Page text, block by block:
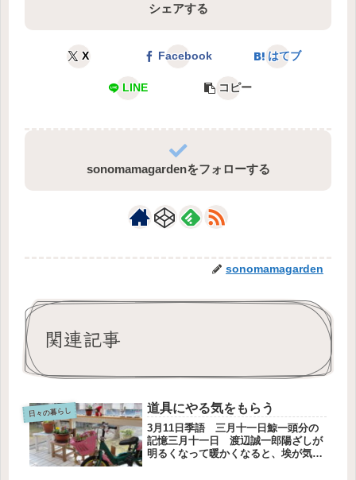
シェアする
X Facebook はてブ
LINE コピー
sonomamagardenをフォローする
sonomamagarden
関連記事
日々の暮らし 道具にやる気をもらう
3月11日季語 三月十一日鯨一頭分の
記憶三月十一日 渡辺誠一郎陽ざしが
明るくなって暖かくなると、埃が気に